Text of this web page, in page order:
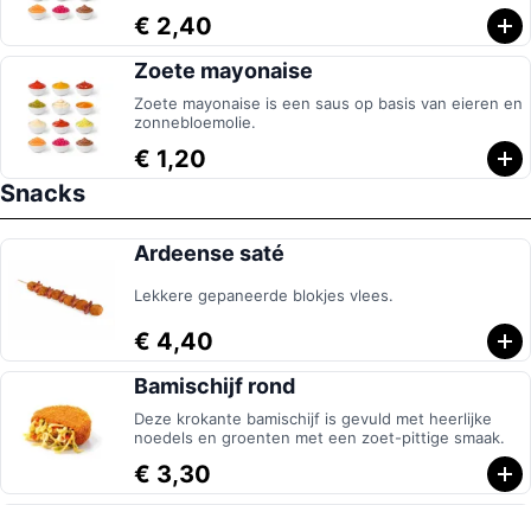
€ 2,40
Zoete mayonaise
Zoete mayonaise is een saus op basis van eieren en
zonnebloemolie.
€ 1,20
Snacks
Ardeense saté
Lekkere gepaneerde blokjes vlees.
€ 4,40
Bamischijf rond
Deze krokante bamischijf is gevuld met heerlijke
noedels en groenten met een zoet-pittige smaak.
€ 3,30